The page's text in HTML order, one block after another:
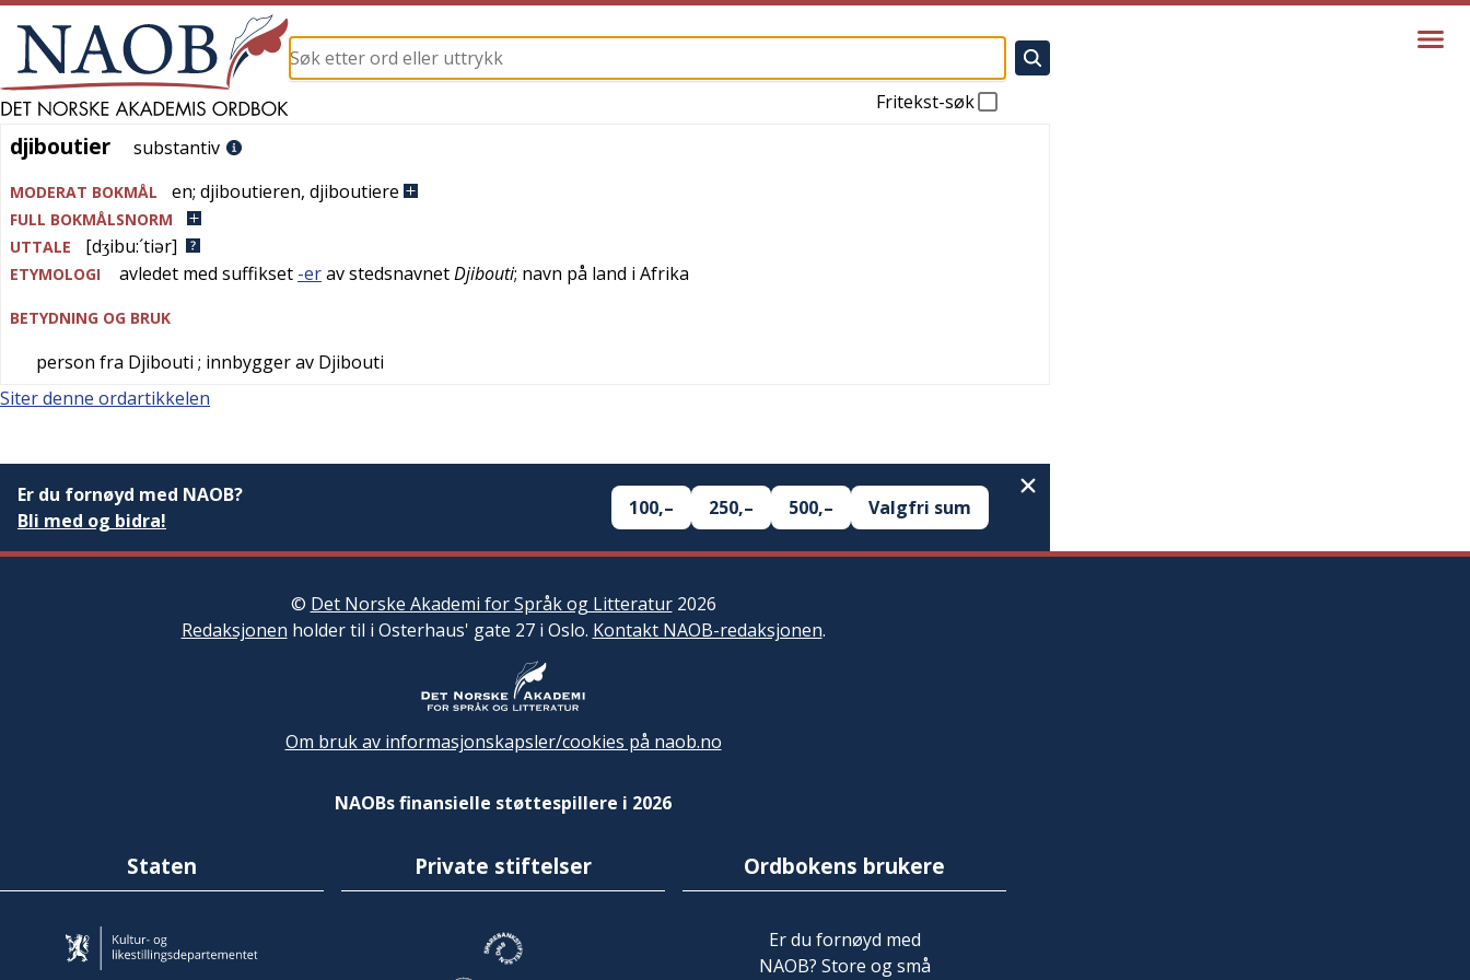
Fritekst-søk
djiboutier
djiboutier substantiv
MODERAT BOKMÅL en; djiboutieren, djiboutiere
FULL BOKMÅLSNORM
UTTALE
[dʒibu:´tiər]
ETYMOLOGI avledet med suffikset -erav stedsnavnetDjibouti; navn på land i Afrika
BETYDNING OG BRUK
person fra Djibouti ; innbygger av Djibouti
Siter denne ordartikkelen
Er du fornøyd med NAOB?
Bli med og bidra!
100,– 250,– 500,– Valgfri sum
© Det Norske Akademi for Språk og Litteratur2026
Redaksjonen holder til i Osterhaus' gate 27 i Oslo. Kontakt NAOB-redaksjonen.
Om bruk av informasjonskapsler/cookies på naob.no
NAOBs finansielle støttespillere i 2026
Staten Private stiftelser Ordbokens brukere
Er du fornøyd med
NAOB? Store og små